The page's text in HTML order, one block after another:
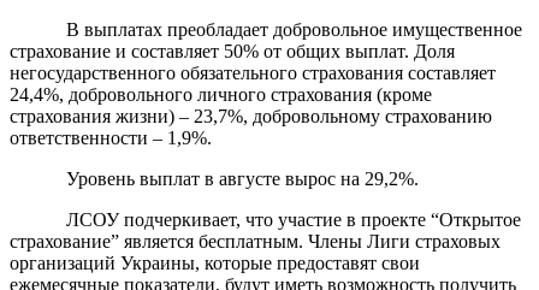
В выплатах преобладает добровольное имущественное
страхование и составляет 50% от общих выплат. Доля
негосударственного обязательного страхования составляет
24,4%, добровольного личного страхования (кроме
страхования жизни) – 23,7%, добровольному страхованию
ответственности – 1,9%.
Уровень выплат в августе вырос на 29,2%.
ЛСОУ подчеркивает, что участие в проекте “Открытое
страхование” является бесплатным. Члены Лиги страховых
организаций Украины, которые предоставят свои
ежемесячные показатели, будут иметь возможность получить